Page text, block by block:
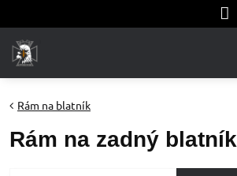
Rám na blatník
Rám na zadný blatník